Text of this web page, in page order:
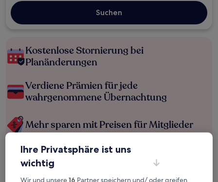
Suchen
Kostenlose Stornierung bei
Planänderungen
Verdiene Prämien für jede
wahrgenommene Übernachtung
Mehr sparen mit Preisen für Mitglieder
Überprüfe die Preise für diese Daten
Ihre Privatsphäre ist uns
wichtig
Wir und unsere16 Partner speichern und/ oder greifen